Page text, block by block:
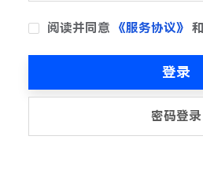
阅读并同意 《服务协议》 和
登录
密码登录